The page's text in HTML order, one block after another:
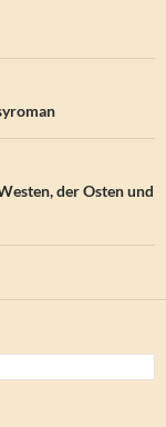
der Osten und